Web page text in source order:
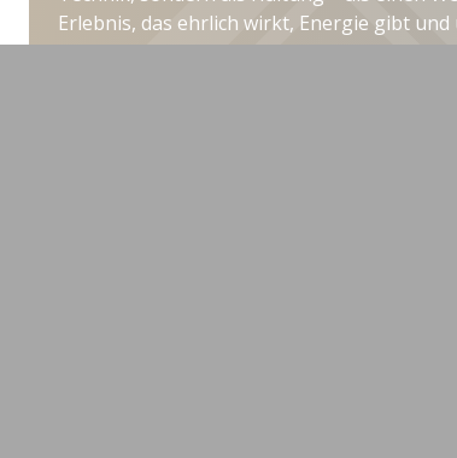
Erlebnis, das ehrlich wirkt, Energie gibt